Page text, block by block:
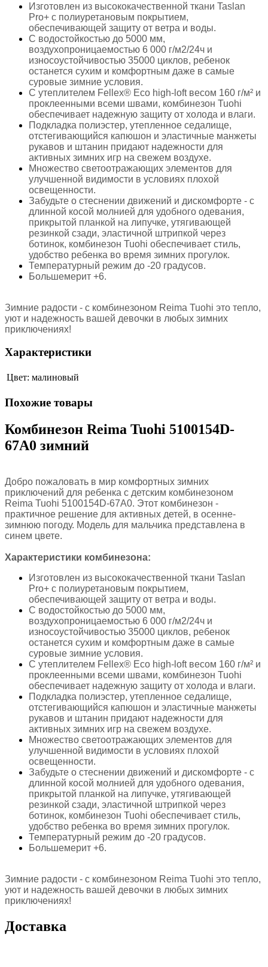
Изготовлен из высококачественной ткани Taslan
Pro+ с полиуретановым покрытием,
обеспечивающей защиту от ветра и воды.
С водостойкостью до 5000 мм,
воздухопроницаемостью 6 000 г/м2/24ч и
износоустойчивостью 35000 циклов, ребенок
останется сухим и комфортным даже в самые
суровые зимние условия.
С утеплителем Fellex® Eco high-loft весом 160 г/м² и
проклеенными всеми швами, комбинезон Tuohi
обеспечивает надежную защиту от холода и влаги.
Подкладка полиэстер, утепленное седалище,
отстегивающийся капюшон и эластичные манжеты
рукавов и штанин придают надежности для
активных зимних игр на свежем воздухе.
Множество светоотражающих элементов для
улучшенной видимости в условиях плохой
освещенности.
Забудьте о стеснении движений и дискомфорте - с
длинной косой молнией для удобного одевания,
прикрытой планкой на липучке, утягивающей
резинкой сзади, эластичной штрипкой через
ботинок, комбинезон Tuohi обеспечивает стиль,
удобство ребенка во время зимних прогулок.
Температурный режим до -20 градусов.
Большемерит +6.
Зимние радости - с комбинезоном Reima Tuohi это тепло,
уют и надежность вашей девочки в любых зимних
приключениях!
Характеристики
Цвет: малиновый
Похожие товары
Комбинезон Reima Tuohi 5100154D-
67A0 зимний
Добро пожаловать в мир комфортных зимних
приключений для ребенка с детским комбинезоном
Reima Tuohi 5100154D-67A0. Этот комбинезон -
практичное решение для активных детей, в осенне-
зимнюю погоду. Модель для мальчика представлена в
синем цвете.
Характеристики комбинезона:
Изготовлен из высококачественной ткани Taslan
Pro+ с полиуретановым покрытием,
обеспечивающей защиту от ветра и воды.
С водостойкостью до 5000 мм,
воздухопроницаемостью 6 000 г/м2/24ч и
износоустойчивостью 35000 циклов, ребенок
останется сухим и комфортным даже в самые
суровые зимние условия.
С утеплителем Fellex® Eco high-loft весом 160 г/м² и
проклеенными всеми швами, комбинезон Tuohi
обеспечивает надежную защиту от холода и влаги.
Подкладка полиэстер, утепленное седалище,
отстегивающийся капюшон и эластичные манжеты
рукавов и штанин придают надежности для
активных зимних игр на свежем воздухе.
Множество светоотражающих элементов для
улучшенной видимости в условиях плохой
освещенности.
Забудьте о стеснении движений и дискомфорте - с
длинной косой молнией для удобного одевания,
прикрытой планкой на липучке, утягивающей
резинкой сзади, эластичной штрипкой через
ботинок, комбинезон Tuohi обеспечивает стиль,
удобство ребенка во время зимних прогулок.
Температурный режим до -20 градусов.
Большемерит +6.
Зимние радости - с комбинезоном Reima Tuohi это тепло,
уют и надежность вашей девочки в любых зимних
приключениях!
Доставка